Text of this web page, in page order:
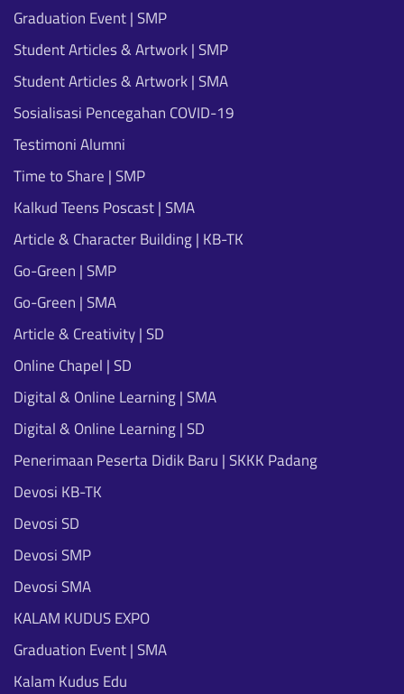
Graduation Event | SMP
Student Articles & Artwork | SMP
Student Articles & Artwork | SMA
Sosialisasi Pencegahan COVID-19
Testimoni Alumni
Time to Share | SMP
Kalkud Teens Poscast | SMA
Article & Character Building | KB-TK
Go-Green | SMP
Go-Green | SMA
Article & Creativity | SD
Online Chapel | SD
Digital & Online Learning | SMA
Digital & Online Learning | SD
Penerimaan Peserta Didik Baru | SKKK Padang
Devosi KB-TK
Devosi SD
Devosi SMP
Devosi SMA
KALAM KUDUS EXPO
Graduation Event | SMA
Kalam Kudus Edu